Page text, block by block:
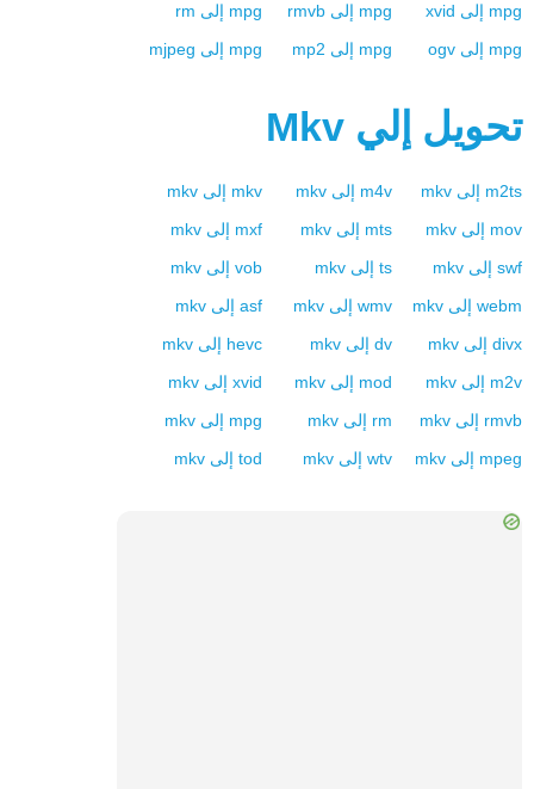
mpg إلى xvid
mpg إلى rmvb
mpg إلى rm
mpg إلى ogv
mpg إلى mp2
mpg إلى mjpeg
تحويل إلي Mkv
m2ts إلى mkv
m4v إلى mkv
mkv إلى mkv
mov إلى mkv
mts إلى mkv
mxf إلى mkv
swf إلى mkv
ts إلى mkv
vob إلى mkv
webm إلى mkv
wmv إلى mkv
asf إلى mkv
divx إلى mkv
dv إلى mkv
hevc إلى mkv
m2v إلى mkv
mod إلى mkv
xvid إلى mkv
rmvb إلى mkv
rm إلى mkv
mpg إلى mkv
mpeg إلى mkv
wtv إلى mkv
tod إلى mkv